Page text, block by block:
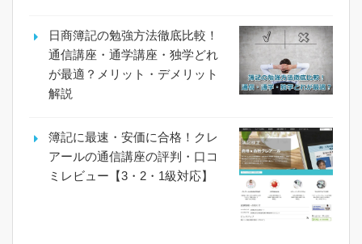
日商簿記の勉強方法徹底比較！
通信講座・通学講座・独学どれ
が最適？メリット・デメリット
解説
簿記に最速・安価に合格！クレ
アールの通信講座の評判・口コ
ミレビュー【3・2・1級対応】